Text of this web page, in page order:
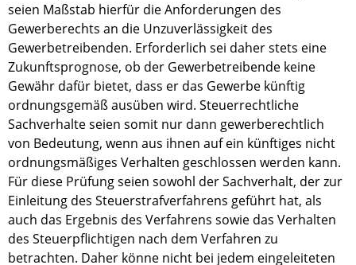
seien Maßstab hierfür die Anforderungen des
Gewerberechts an die Unzuverlässigkeit des
Gewerbetreibenden. Erforderlich sei daher stets eine
Zukunftsprognose, ob der Gewerbetreibende keine
Gewähr dafür bietet, dass er das Gewerbe künftig
ordnungsgemäß ausüben wird. Steuerrechtliche
Sachverhalte seien somit nur dann gewerberechtlich
von Bedeutung, wenn aus ihnen auf ein künftiges nicht
ordnungsmäßiges Verhalten geschlossen werden kann.
Für diese Prüfung seien sowohl der Sachverhalt, der zur
Einleitung des Steuerstrafverfahrens geführt hat, als
auch das Ergebnis des Verfahrens sowie das Verhalten
des Steuerpflichtigen nach dem Verfahren zu
betrachten. Daher könne nicht bei jedem eingeleiteten